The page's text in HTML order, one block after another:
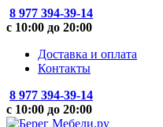
8 977 394-39-14
с 10:00 до 20:00
Доставка и оплата
Контакты
8 977 394-39-14
с 10:00 до 20:00